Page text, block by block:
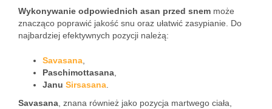
Wykonywanie odpowiednich asan przed snem może
znacząco poprawić jakość snu oraz ułatwić zasypianie. Do
najbardziej efektywnych pozycji należą:
Savasana
Paschimottasana
Janu Sirsasana
Savasana , znana również jako pozycja martwego ciała,